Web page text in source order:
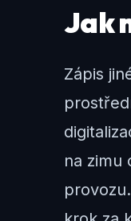
Jak
Zápis
na zimu